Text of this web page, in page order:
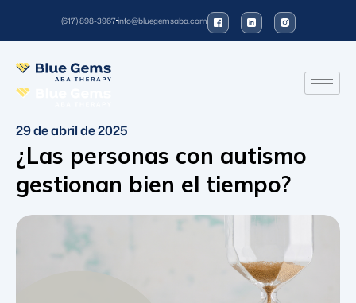
(617) 898-3967info@bluegemsaba.com
29 de abril de 2025
¿Las personas con autismo
gestionan bien el tiempo?